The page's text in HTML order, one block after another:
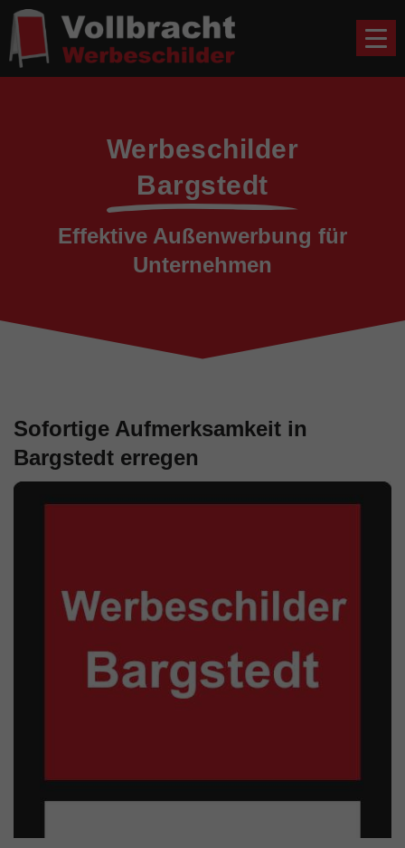
Werbeschilder
Bargstedt
Effektive Außenwerbung für
Unternehmen
Sofortige Aufmerksamkeit in
Bargstedt erregen